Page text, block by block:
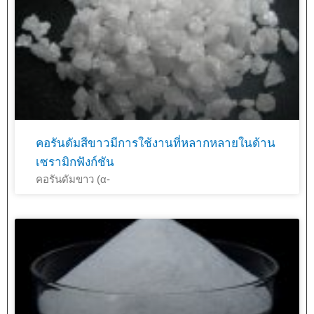
คอรันดัมสีขาวมีการใช้งานที่หลากหลายในด้าน
เซรามิกฟังก์ชัน
คอรันดัมขาว (α-